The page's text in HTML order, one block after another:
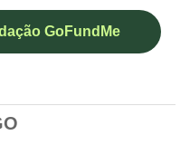
GoFundMe